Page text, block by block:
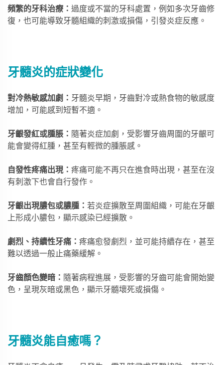
頻繁的牙科治療： 過度或不當的牙科處置，例如多次牙齒修
復，也可能導致牙髓組織的刺激或損傷，引發炎症反應。
牙髓炎的症狀變化
對冷熱敏感加劇： 牙髓炎早期，牙齒對冷或熱食物的敏感度
增加，可能感到短暫不適。
牙齦發紅或腫脹： 隨著炎症加劇，受影響牙齒周圍的牙齦可
能會變得紅腫，甚至有輕微的腫脹感。
自發性疼痛出現： 疼痛可能不再只在進食時出現，甚至在沒
有刺激下也會自行發作。
牙齦出現膿包或膿腫： 若炎症擴散至周圍組織，可能在牙齦
上形成小膿包，顯示感染已經擴散。
劇烈、持續性牙痛： 疼痛愈發劇烈，並可能持續存在，甚至
難以透過一般止痛藥緩解。
牙齒顏色變暗： 隨著病程進展，受影響的牙齒可能會開始變
色，呈現灰暗或黑色，顯示牙髓壞死或損傷。
牙髓炎能自癒嗎？